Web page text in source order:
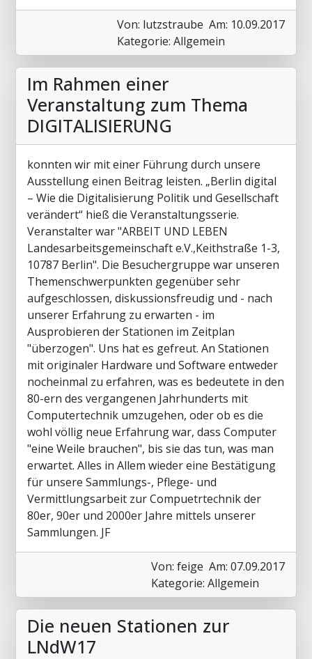
Von: lutzstraube Am: 10.09.2017
Kategorie: Allgemein
Im Rahmen einer
Veranstaltung zum Thema
DIGITALISIERUNG
konnten wir mit einer Führung durch unsere
Ausstellung einen Beitrag leisten. „Berlin digital
– Wie die Digitalisierung Politik und Gesellschaft
verändert“ hieß die Veranstaltungsserie.
Veranstalter war "ARBEIT UND LEBEN
Landesarbeitsgemeinschaft e.V.,Keithstraße 1-3,
10787 Berlin". Die Besuchergruppe war unseren
Themenschwerpunkten gegenüber sehr
aufgeschlossen, diskussionsfreudig und - nach
unserer Erfahrung zu erwarten - im
Ausprobieren der Stationen im Zeitplan
"überzogen". Uns hat es gefreut. An Stationen
mit originaler Hardware und Software entweder
nocheinmal zu erfahren, was es bedeutete in den
80-ern des vergangenen Jahrhunderts mit
Computertechnik umzugehen, oder ob es die
wohl völlig neue Erfahrung war, dass Computer
"eine Weile brauchen", bis sie das tun, was man
erwartet. Alles in Allem wieder eine Bestätigung
für unsere Sammlungs-, Pflege- und
Vermittlungsarbeit zur Compuetrtechnik der
80er, 90er und 2000er Jahre mittels unserer
Sammlungen. JF
Von: feige Am: 07.09.2017
Kategorie: Allgemein
Die neuen Stationen zur
LNdW17